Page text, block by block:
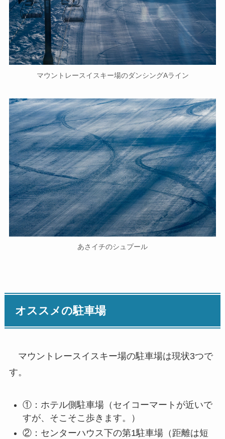
マウントレースイスキー場のダンシングAライン
あさイチのシュプール
オススメの駐車場
マウントレースイスキー場の駐車場は現状3つで
す。
①：ホテル側駐車場（セイコーマートが近いで
すが、そこそこ歩きます。）
②：センターハウス下の第1駐車場（距離は短